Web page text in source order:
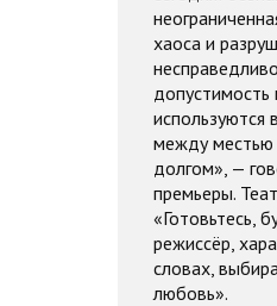
хаоса и
используются
между
долгом», —
премьеры.
«Готовьтесь,
режиссёр,
словах,
любовь».